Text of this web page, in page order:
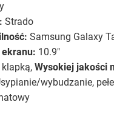
Strado
Samsung Galaxy
10.9"
klapką, Wysokiej jakości
wybudzanie,